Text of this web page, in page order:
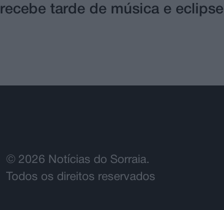
recebe tarde de música e eclipse
© 2026 Notícias do Sorraia.
Todos os direitos reservados